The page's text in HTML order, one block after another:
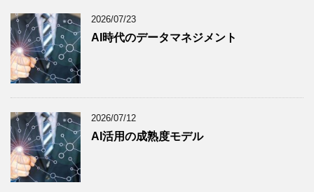
2026/07/23
AI時代のデータマネジメント
2026/07/12
AI活用の成熟度モデル